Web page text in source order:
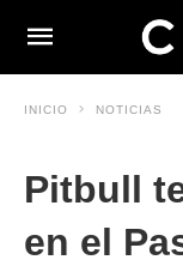
INICIO NOTICIAS
Pitbull
en el